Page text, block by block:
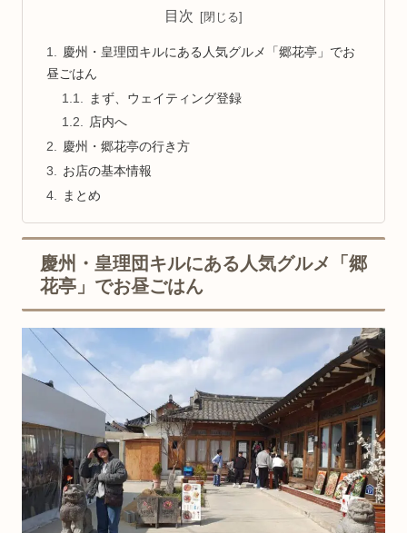
目次
慶州・皇理団キルにある人気グルメ「郷花亭」でお
昼ごはん
まず、ウェイティング登録
店内へ
慶州・郷花亭の行き方
お店の基本情報
まとめ
慶州・皇理団キルにある人気グルメ「郷
花亭」でお昼ごはん